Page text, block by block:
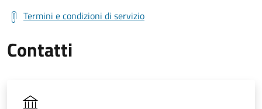
Termini e condizioni di servizio
Contatti